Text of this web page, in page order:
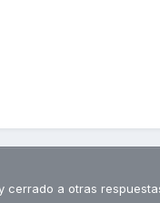
cerrado a otras